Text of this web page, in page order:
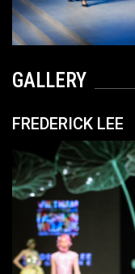
GALLERY
FREDERICK LEE